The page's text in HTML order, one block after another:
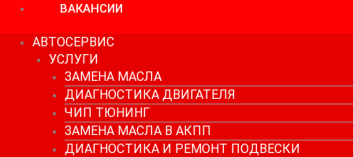
ВАКАНСИИ
АВТОСЕРВИС
УСЛУГИ
ЗАМЕНА МАСЛА
ДИАГНОСТИКА ДВИГАТЕЛЯ
ЧИП ТЮНИНГ
ЗАМЕНА МАСЛА В АКПП
ДИАГНОСТИКА И РЕМОНТ ПОДВЕСКИ